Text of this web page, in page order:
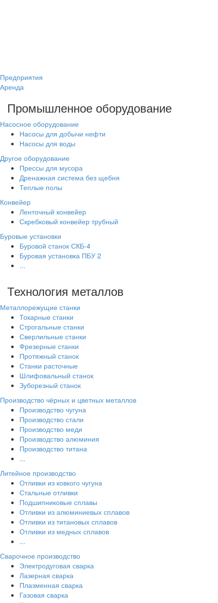
Предприятия
Аренда
Промышленное оборудование
Насосное оборудование
Насосы для добычи нефти
Насосы для воды
Другое оборудование
Прессы для мусора
Дренажная система без щебня
Теплые полы
Конвейер
Ленточный конвейер
Скребковый конвейер трубный
Буровые установки
Буровой станок СКБ-4
Буровая установка ПБУ 2
...
Технология металлов
Металлорежущие станки
Токарные станки
Строгальные станки
Сверлильные станки
Фрезерные станки
Протяжный станок
Станки расточные
Шлифовальный станок
Зуборезный станок
Производство чёрных и цветных металлов
Производство чугуна
Производство стали
Производство меди
Производство алюминия
Производство титана
...
Литейное производство
Отливки из ковкого чугуна
Стальные отливки
Подшипниковые сплавы
Отливки из алюминиевых сплавов
Отливки из титановых сплавов
Отливки из медных сплавов
...
Сварочное производство
Электродуговая сварка
Лазерная сварка
Плазменная сварка
Газовая сварка